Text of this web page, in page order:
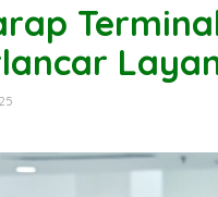
n
h
u
b
a
p